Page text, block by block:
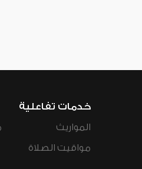
خدمات تفاعلية
المواريث
مواقيت الصلاة